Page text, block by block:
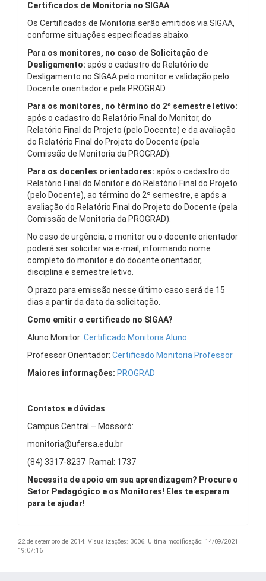
Certificados de Monitoria no SIGAA
Os Certificados de Monitoria serão emitidos via SIGAA,
conforme situações especificadas abaixo.
Para os monitores, no caso de Solicitação de
Desligamento: após o cadastro do Relatório de
Desligamento no SIGAA pelo monitor e validação pelo
Docente orientador e pela PROGRAD.
Para os monitores, no término do 2º semestre letivo:
após o cadastro do Relatório Final do Monitor, do
Relatório Final do Projeto (pelo Docente) e da avaliação
do Relatório Final do Projeto do Docente (pela
Comissão de Monitoria da PROGRAD).
Para os docentes orientadores: após o cadastro do
Relatório Final do Monitor e do Relatório Final do Projeto
(pelo Docente), ao término do 2º semestre, e após a
avaliação do Relatório Final do Projeto do Docente (pela
Comissão de Monitoria da PROGRAD).
No caso de urgência, o monitor ou o docente orientador
poderá ser solicitar via e-mail, informando nome
completo do monitor e do docente orientador,
disciplina e semestre letivo.
O prazo para emissão nesse último caso será de 15
dias a partir da data da solicitação.
Como emitir o certificado no SIGAA?
Aluno Monitor: Certificado Monitoria Aluno
Professor Orientador: Certificado Monitoria Professor
Maiores informações: PROGRAD
Contatos e dúvidas
Campus Central – Mossoró:
monitoria@ufersa.edu.br
(84) 3317-8237 Ramal: 1737
Necessita de apoio em sua aprendizagem? Procure o
Setor Pedagógico e os Monitores! Eles te esperam
para te ajudar!
22 de setembro de 2014. Visualizações: 3006. Última modificação: 14/09/2021
19:07:16